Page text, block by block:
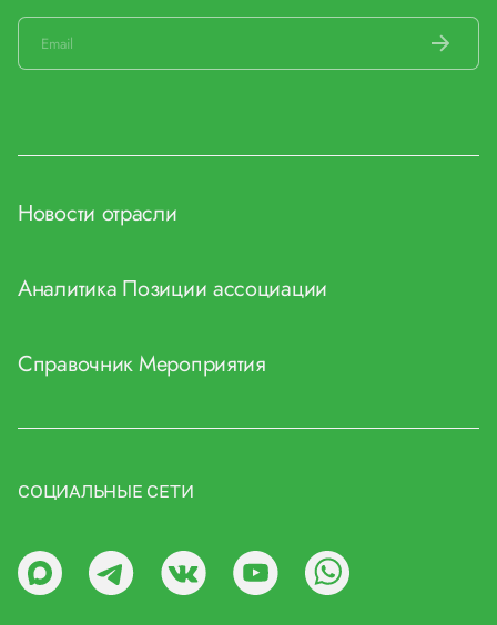
Новости отрасли
Аналитика Позиции ассоциации
СправочникМероприятия
СОЦИАЛЬНЫЕ СЕТИ